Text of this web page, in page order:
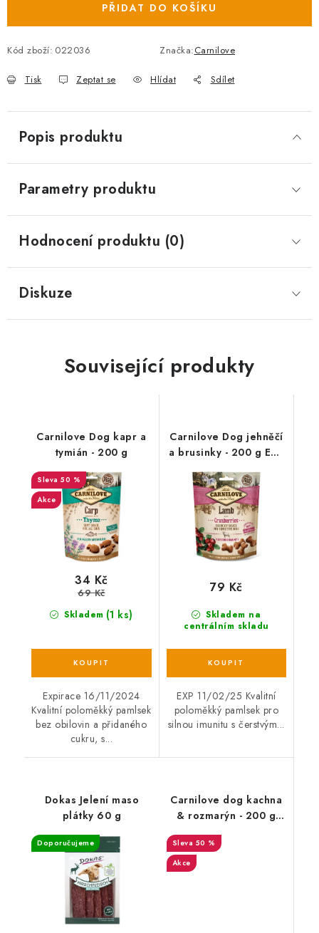
PŘIDAT DO KOŠÍKU
Kód zboží: 022036 Značka:Carnilove
Tisk Zeptat se Hlídat Sdílet
Popis produktu
Parametry produktu
Hodnocení produktu (0)
Diskuze
Související produkty
Carnilove Dog kapr a
tymián - 200 g
50 %
Akce
Skladem (1 ks)
34 Kč
69 Kč
Expirace 16/11/2024
Kvalitní poloměkký pamlsek
bez obilovin a přidaného
cukru, s...
Carnilove Dog jehněčí
a brusinky - 200 g EXP
11/02/25
Skladem na
centrálním skladu
79 Kč
EXP 11/02/25 Kvalitní
poloměkký pamlsek pro
silnou imunitu s čerstvým...
Dokas Jelení maso
plátky 60 g
Doporučujeme
Carnilove dog kachna
& rozmarýn - 200 g
50 %
Akce